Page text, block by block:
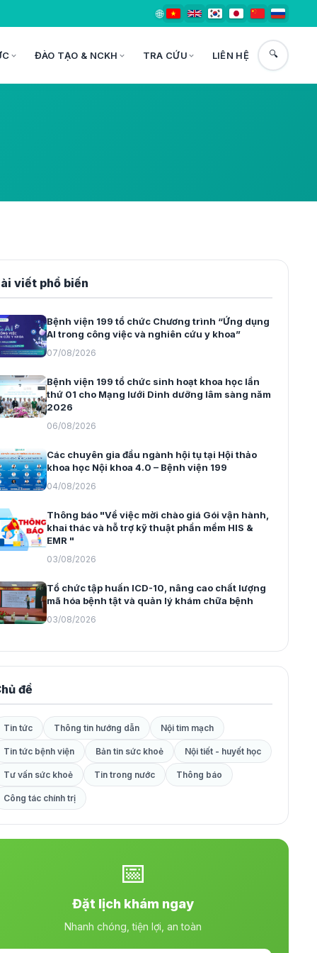
🌐
ĐÀO TẠO & NCKH TRA CỨU LIÊN HỆ 🔍
viết phổ biến
Bệnh viện 199 tổ chức Chương trình “Ứng dụng
AI trong công việc và nghiên cứu y khoa”
07/08/2026
Bệnh viện 199 tổ chức sinh hoạt khoa học lần
thứ 01 cho Mạng lưới Dinh dưỡng lâm sàng năm
2026
06/08/2026
Các chuyên gia đầu ngành hội tụ tại Hội thảo
khoa học Nội khoa 4.0 – Bệnh viện 199
04/08/2026
Thông báo "Về việc mời chào giá Gói vận hành,
khai thác và hỗ trợ kỹ thuật phần mềm HIS &
EMR "
03/08/2026
Tổ chức tập huấn ICD-10, nâng cao chất lượng
mã hóa bệnh tật và quản lý khám chữa bệnh
03/08/2026
đề
Tin tức Thông tin hướng dẫn Nội tim mạch
Tin tức bệnh viện Bản tin sức khoẻ Nội tiết - huyết học
Tư vấn sức khoẻ Tin trong nước Thông báo
Công tác chính trị
📅
Đặt lịch khám ngay
Nhanh chóng, tiện lợi, an toàn